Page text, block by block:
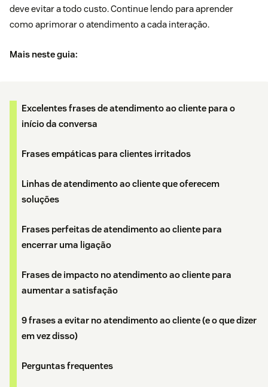
deve evitar a todo custo. Continue lendo para aprender
como aprimorar o atendimento a cada interação.
Mais neste guia:
Excelentes frases de atendimento ao cliente para o
início da conversa
Frases empáticas para clientes irritados
Linhas de atendimento ao cliente que oferecem
soluções
Frases perfeitas de atendimento ao cliente para
encerrar uma ligação
Frases de impacto no atendimento ao cliente para
aumentar a satisfação
9 frases a evitar no atendimento ao cliente (e o que dizer
em vez disso)
Perguntas frequentes